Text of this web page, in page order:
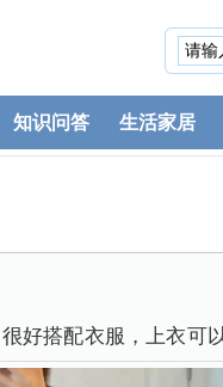
知识问答 生活家居
好搭配衣服，上衣可